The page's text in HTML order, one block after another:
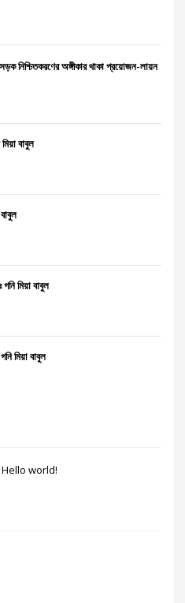
সড়ক নিশ্চিতকরণের অঙ্গীকার থাকা প্রয়োজন-লায়ন
বাবুল
মিয়া বাবুল
মিয়া বাবুল
Hello world!